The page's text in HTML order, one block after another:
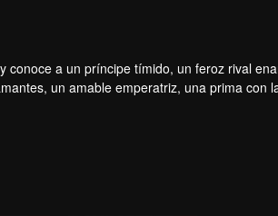
conoce a un príncipe tímido, un feroz rival
un amable emperatriz, una prima con